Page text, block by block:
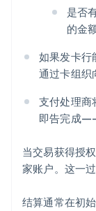
是否
的金额
如果发卡行
通过卡组织
支付处理商
即告完成
当交易获得授
家账户。这一
结算通常在初